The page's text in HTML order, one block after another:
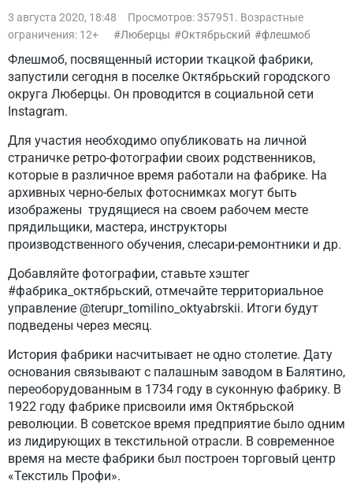
3 августа 2020, 18:48
Просмотров: 357951. Возрастные
ограничения: 12+
Люберцы Октябрьский флешмоб
Флешмоб, посвященный истории ткацкой фабрики,
запустили сегодня в поселке Октябрьский городского
округа Люберцы. Он проводится в социальной сети
Instagram.
Для участия необходимо опубликовать на личной
страничке ретро-фотографии своих родственников,
которые в различное время работали на фабрике. На
архивных черно-белых фотоснимках могут быть
изображены трудящиеся на своем рабочем месте
прядильщики, мастера, инструкторы
производственного обучения, слесари-ремонтники и др.
Добавляйте фотографии, ставьте хэштег
#фабрика_октябрьский, отмечайте территориальное
управление @terupr_tomilino_oktyabrskii. Итоги будут
подведены через месяц.
История фабрики насчитывает не одно столетие. Дату
основания связывают с палашным заводом в Балятино,
переоборудованным в 1734 году в суконную фабрику. В
1922 году фабрике присвоили имя Октябрьской
революции. В советское время предприятие было одним
из лидирующих в текстильной отрасли. В современное
время на месте фабрики был построен торговый центр
«Текстиль Профи».